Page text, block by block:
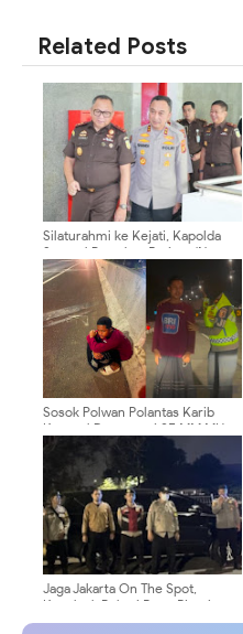
Related Posts
Silaturahmi ke Kejati, Kapolda
Sumsel Rapatkan Barisan 'Nyago
Bumi Sriwijaya
Sosok Polwan Polantas Karib
Kompol Darmawati.SE,MM,MH
yang Selalu Hadir Memberikan
Pelayanan Menemukan Anak
Kesasar di Jalan Tol BSD
Jaga Jakarta On The Spot,
Kapolsek Bekasi Barat Pimpin
KRYD dan Razia Stasioner Cegah